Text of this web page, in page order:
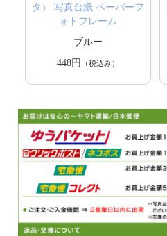
タ） 写真台紙 ペーパーフ
ォトフレーム
ブルー
448円
（税込み）